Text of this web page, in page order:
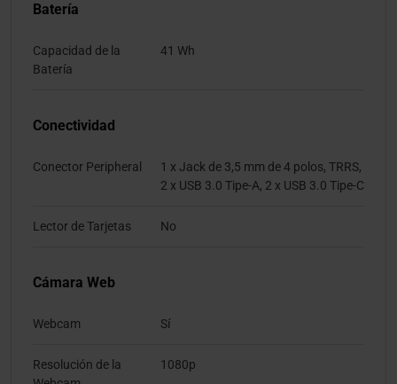
Batería
Capacidad de la
Batería
41 Wh
Conectividad
Conector Peripheral
1 x Jack de 3,5 mm de 4 polos, TRRS,
2 x USB 3.0 Tipe-A, 2 x USB 3.0 Tipe-C
Lector de Tarjetas No
Cámara Web
Webcam Sí
Resolución de la
1080p